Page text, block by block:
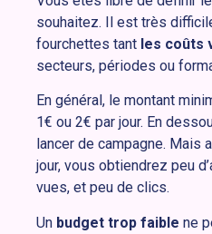
souhaitez. Il est très
fourchettes tant les coûts
secteurs, périodes ou
En général, le montant
1€ ou 2€ par jour. En
lancer de campagne. Mais
jour, vous obtiendrez peu
vues, et peu de clics.
Un budget trop faible ne